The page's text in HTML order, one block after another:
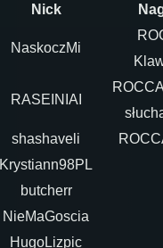
Nick
NaskoczMi
RASEINIAI
shashaveli
Krystiann98PL
butcherr
NieMaGoscia
HugoLizpic